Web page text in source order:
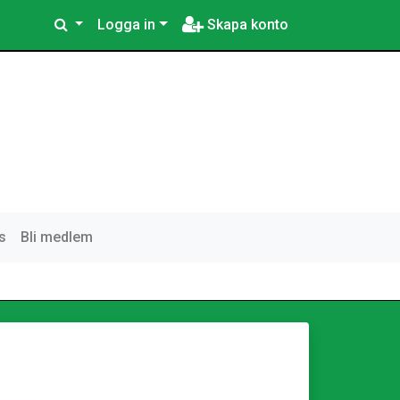
Logga in Skapa konto
Bli medlem